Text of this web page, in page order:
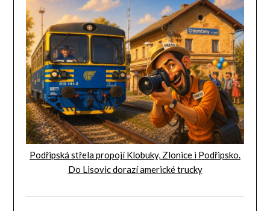
Podřipská střela propojí Klobuky, Zlonice i Podřipsko.
Do Lisovic dorazí americké trucky